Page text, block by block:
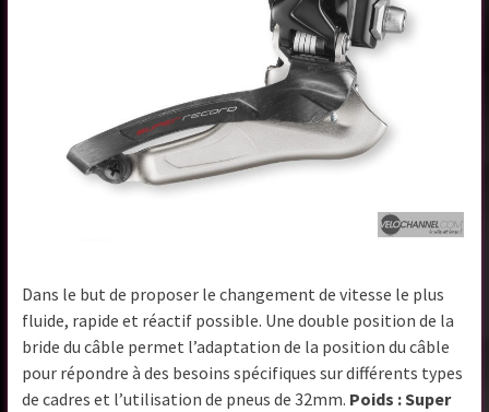
Dans le but de proposer le changement de vitesse le plus
fluide, rapide et réactif possible. Une double position de la
bride du câble permet l’adaptation de la position du câble
pour répondre à des besoins spécifiques sur différents types
de cadres et l’utilisation de pneus de 32mm. Poids : Super